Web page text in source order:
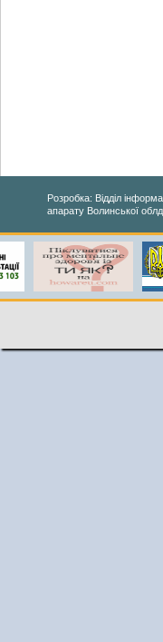
Розробка: Відділ
апарату Волинської